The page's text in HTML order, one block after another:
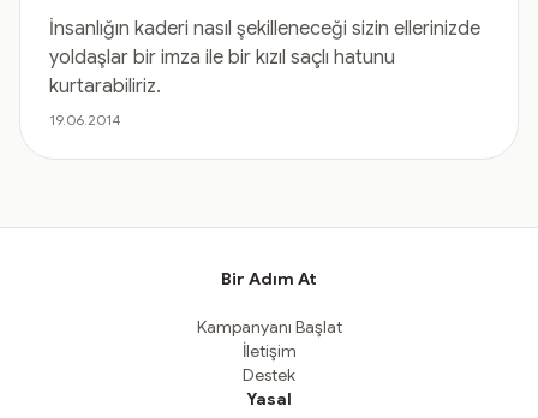
İnsanlığın kaderi nasıl şekilleneceği sizin ellerinizde
yoldaşlar bir imza ile bir kızıl saçlı hatunu
kurtarabiliriz.
19.06.2014
Bir Adım At
Kampanyanı Başlat
İletişim
Destek
Yasal